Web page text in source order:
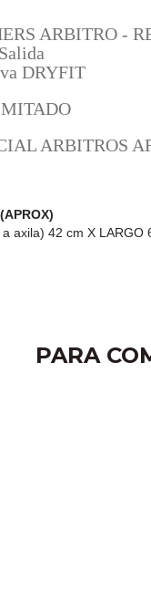
ARBITRO -
DRYFIT
ARBITROS
axila) 42 cm X LARGO
PARA